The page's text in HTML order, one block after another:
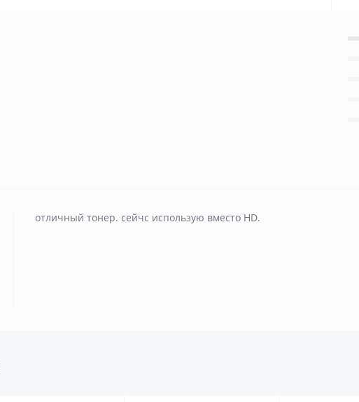
отличный тонер. сейчс использую вместо HD.